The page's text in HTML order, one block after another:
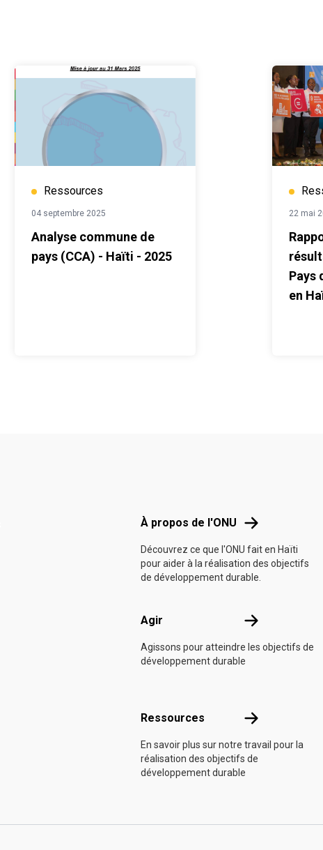
Ressources
04 septembre 2025
Analyse commune de
pays (CCA) - Haïti - 2025
22 mai
Pays
en
À propos de l'ONU À propos de
Découvrez ce que l'ONU fait en Haïti
pour aider à la réalisation des objectifs
de développement durable.
Agir Agir
Agissons pour atteindre les objectifs de
développement durable
Ressources Ressources
En savoir plus sur notre travail pour la
réalisation des objectifs de
développement durable